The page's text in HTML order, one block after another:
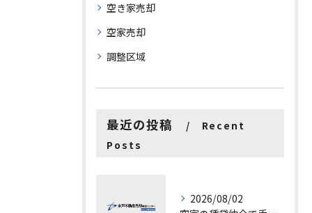
空き家売却
空家売却
調整区域
最近の投稿
Recent
Posts
2026/08/02